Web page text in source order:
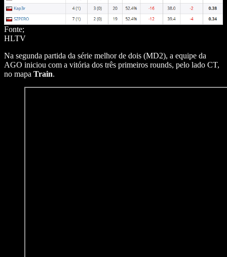
Fonte;
HLTV
Na segunda partida da série melhor de dois (MD2), a equipe da
AGO iniciou com a vitória dos três primeiros rounds, pelo lado CT,
no mapa Train.